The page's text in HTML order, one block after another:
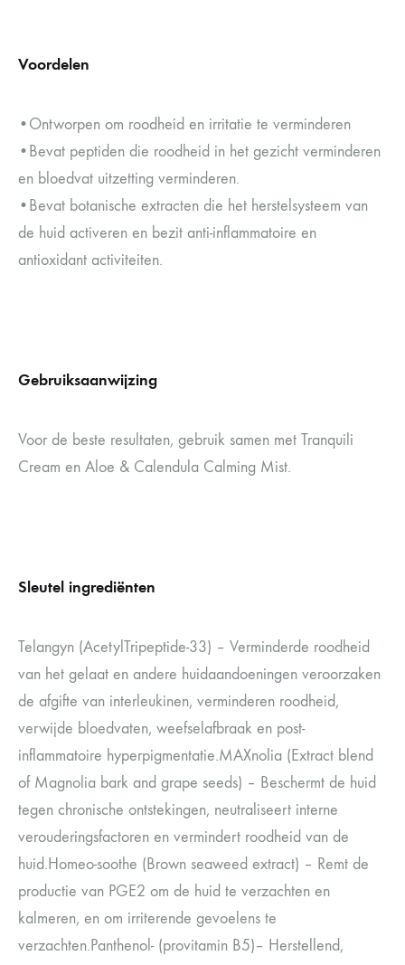
Voordelen
•Ontworpen om roodheid en irritatie te verminderen
•Bevat peptiden die roodheid in het gezicht verminderen
en bloedvat uitzetting verminderen.
•Bevat botanische extracten die het herstelsysteem van
de huid activeren en bezit anti-inflammatoire en
antioxidant activiteiten.
Gebruiksaanwijzing
Voor de beste resultaten, gebruik samen met Tranquili
Cream en Aloe & Calendula Calming Mist.
Sleutel ingrediënten
Telangyn (AcetylTripeptide-33) – Verminderde roodheid
van het gelaat en andere huidaandoeningen veroorzaken
de afgifte van interleukinen, verminderen roodheid,
verwijde bloedvaten, weefselafbraak en post-
inflammatoire hyperpigmentatie.MAXnolia (Extract blend
of Magnolia bark and grape seeds) – Beschermt de huid
tegen chronische ontstekingen, neutraliseert interne
verouderingsfactoren en vermindert roodheid van de
huid.Homeo-soothe (Brown seaweed extract) – Remt de
productie van PGE2 om de huid te verzachten en
kalmeren, en om irriterende gevoelens te
verzachten.Panthenol- (provitamin B5)– Herstellend,